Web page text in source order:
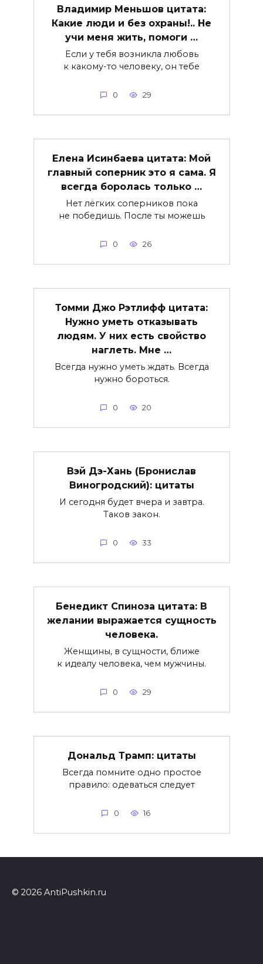
Владимир Меньшов цитата:
Какие люди и без охраны!.. Не
учи меня жить, помоги …
Если у тебя возникла любовь
к какому-то человеку, он тебе
0 29
Елена Исинбаева цитата: Мой
главный соперник это я сама. Я
всегда боролась только …
Нет лёгких соперников пока
не победишь. После ты можешь
0 26
Томми Джо Рэтлифф цитата:
Нужно уметь отказывать
людям. У них есть свойство
наглеть. Мне …
Всегда нужно уметь ждать. Всегда
нужно бороться.
0 20
Вэй Дэ-Хань (Бронислав
Виногродский): цитаты
И сегодня будет вчера и завтра.
Таков закон.
0 33
Бенедикт Спиноза цитата: В
желании выражается сущность
человека.
Женщины, в сущности, ближе
к идеалу человека, чем мужчины.
0 29
Дональд Трамп: цитаты
Всегда помните одно простое
правило: одеваться следует
0 16
© 2026 AntiPushkin.ru